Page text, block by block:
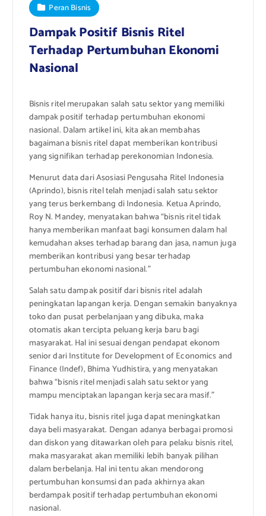
Peran Bisnis
Dampak Positif Bisnis Ritel
Terhadap Pertumbuhan Ekonomi
Nasional
Bisnis ritel merupakan salah satu sektor yang memiliki
dampak positif terhadap pertumbuhan ekonomi
nasional. Dalam artikel ini, kita akan membahas
bagaimana bisnis ritel dapat memberikan kontribusi
yang signifikan terhadap perekonomian Indonesia.
Menurut data dari Asosiasi Pengusaha Ritel Indonesia
(Aprindo), bisnis ritel telah menjadi salah satu sektor
yang terus berkembang di Indonesia. Ketua Aprindo,
Roy N. Mandey, menyatakan bahwa “bisnis ritel tidak
hanya memberikan manfaat bagi konsumen dalam hal
kemudahan akses terhadap barang dan jasa, namun juga
memberikan kontribusi yang besar terhadap
pertumbuhan ekonomi nasional.”
Salah satu dampak positif dari bisnis ritel adalah
peningkatan lapangan kerja. Dengan semakin banyaknya
toko dan pusat perbelanjaan yang dibuka, maka
otomatis akan tercipta peluang kerja baru bagi
masyarakat. Hal ini sesuai dengan pendapat ekonom
senior dari Institute for Development of Economics and
Finance (Indef), Bhima Yudhistira, yang menyatakan
bahwa “bisnis ritel menjadi salah satu sektor yang
mampu menciptakan lapangan kerja secara masif.”
Tidak hanya itu, bisnis ritel juga dapat meningkatkan
daya beli masyarakat. Dengan adanya berbagai promosi
dan diskon yang ditawarkan oleh para pelaku bisnis ritel,
maka masyarakat akan memiliki lebih banyak pilihan
dalam berbelanja. Hal ini tentu akan mendorong
pertumbuhan konsumsi dan pada akhirnya akan
berdampak positif terhadap pertumbuhan ekonomi
nasional.